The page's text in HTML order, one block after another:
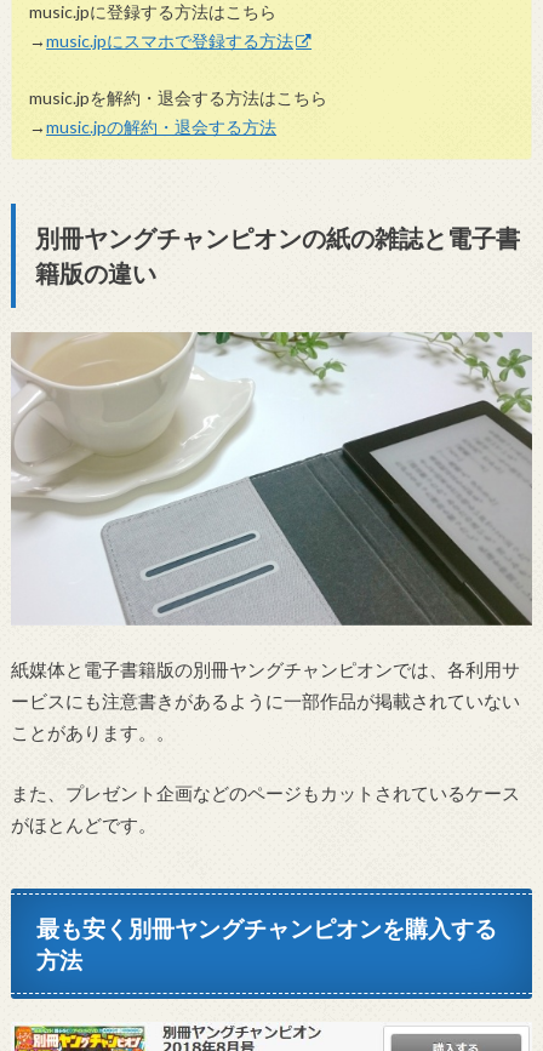
music.jpに登録する方法はこちら
→music.jpにスマホで登録する方法
music.jpを解約・退会する方法はこちら
→music.jpの解約・退会する方法
別冊ヤングチャンピオンの紙の雑誌と電子書
籍版の違い
紙媒体と電子書籍版の別冊ヤングチャンピオンでは、各利用サ
ービスにも注意書きがあるように一部作品が掲載されていない
ことがあります。。
また、プレゼント企画などのページもカットされているケース
がほとんどです。
最も安く別冊ヤングチャンピオンを購入する
方法